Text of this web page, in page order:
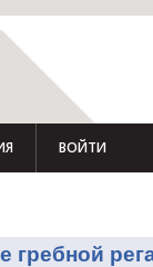
ВОЙТИ
гребной